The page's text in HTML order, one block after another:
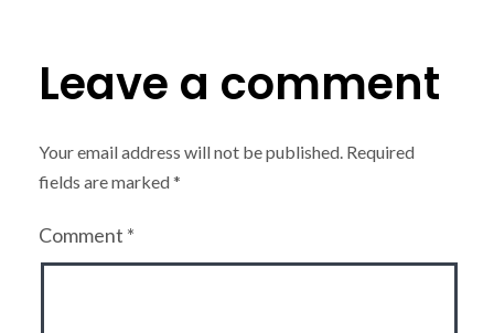
Leave a comment
Your email address will not be published. Required
fields are marked*
Comment *